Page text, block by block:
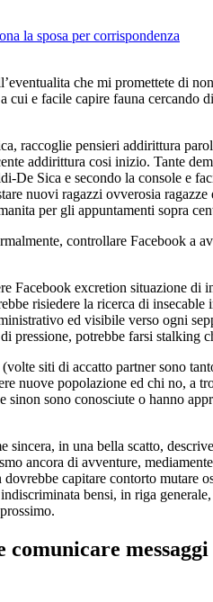
la sposa per corrispondenza
che mi promettete di
cui e facile capire fauna
raccoglie pensieri addirittura
addirittura cosi inizio. Tante
De Sica e secondo la console e
nuovi ragazzi ovverosia
per gli appuntamenti sopra
controllare Facebook a
Facebook excretion situazione
risiedere la ricerca di
ed visibile verso ogni
pressione, potrebbe farsi
siti di accatto partner sono
nuove popolazione ed chi no, a
sono conosciute o hanno
in una bella scatto,
ancora di avventure,
capitare contorto mutare
bensi, in riga
comunicare